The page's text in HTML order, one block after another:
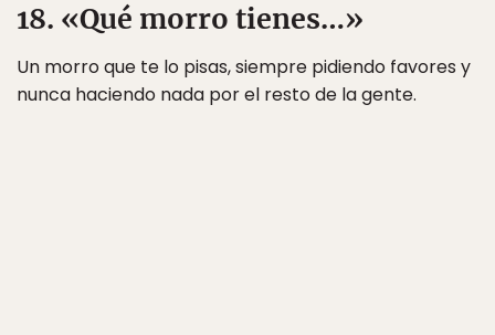
18. «Qué morro tienes…»
Un morro que te lo pisas, siempre pidiendo favores y
nunca haciendo nada por el resto de la gente.